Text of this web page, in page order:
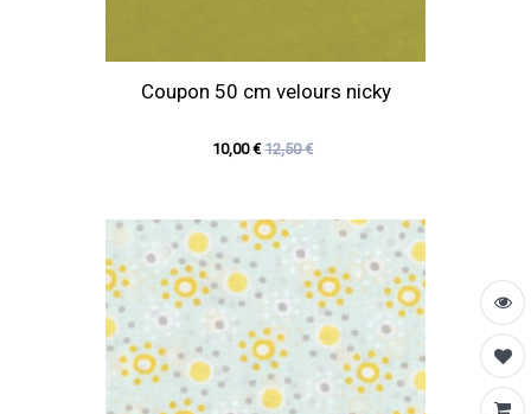
Coupon 50 cm velours nicky
10,00 € 12,50 €